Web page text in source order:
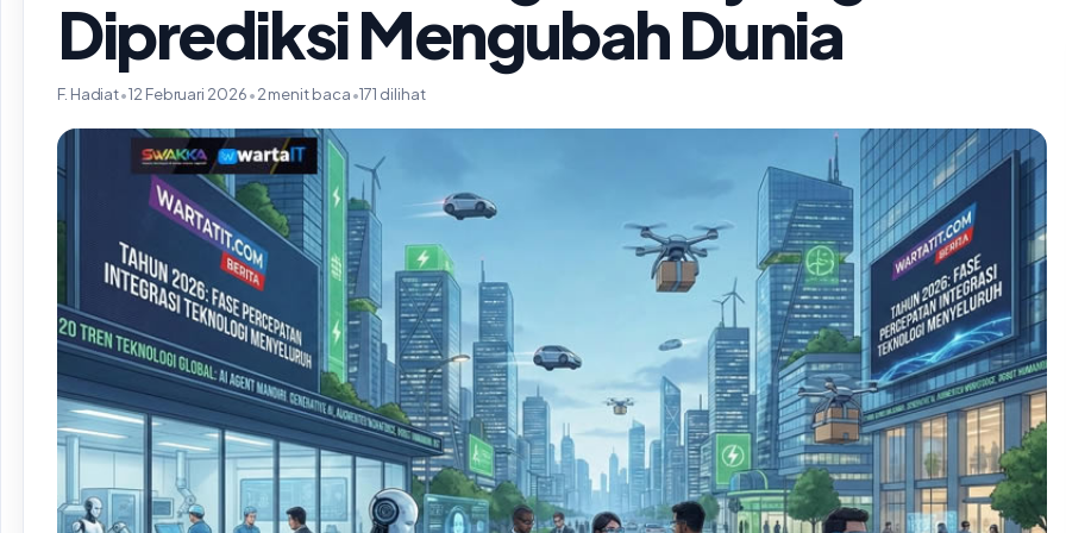
Diprediksi Mengubah Dunia
F. Hadiat•12 Februari 2026•2 menit baca•171 dilihat